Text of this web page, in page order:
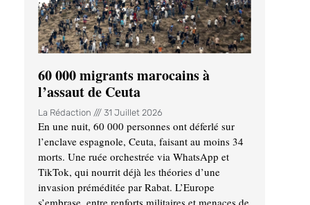
60 000 migrants marocains à
l’assaut de Ceuta
La Rédaction 31 Juillet 2026
En une nuit, 60 000 personnes ont déferlé sur
l’enclave espagnole, Ceuta, faisant au moins 34
morts. Une ruée orchestrée via WhatsApp et
TikTok, qui nourrit déjà les théories d’une
invasion préméditée par Rabat. L’Europe